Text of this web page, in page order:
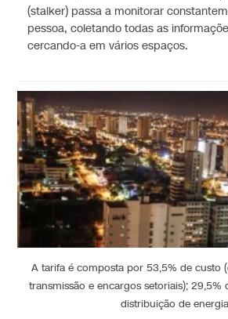
(stalker) passa a monitorar
pessoa, coletando todas as
cercando-a em vários espaços.
A tarifa é composta por 53,5% de custo
transmissão e encargos setoriais); 29,5%
distribuição de